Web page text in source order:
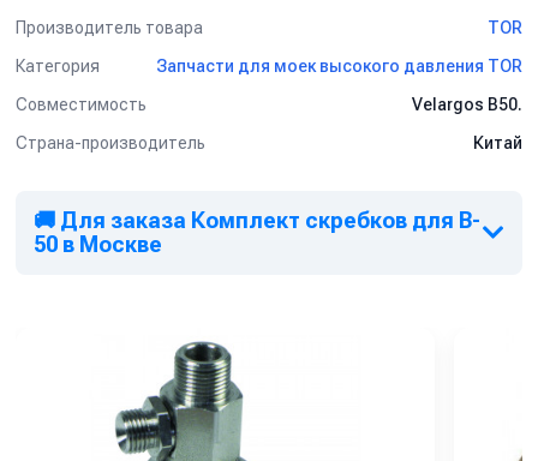
Производитель товара
TOR
Категория
Запчасти для моек высокого давления TOR
Совместимость
Velargos B50.
Страна-производитель
Китай
🚚 Для заказа Комплект скребков для B-
50 в Москве